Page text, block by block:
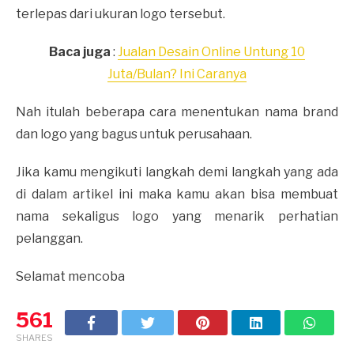
terlepas dari ukuran logo tersebut.
Baca juga : Jualan Desain Online Untung 10
Juta/Bulan? Ini Caranya
Nah itulah beberapa cara menentukan nama brand
dan logo yang bagus untuk perusahaan.
Jika kamu mengikuti langkah demi langkah yang ada
di dalam artikel ini maka kamu akan bisa membuat
nama sekaligus logo yang menarik perhatian
pelanggan.
Selamat mencoba
561
SHARES